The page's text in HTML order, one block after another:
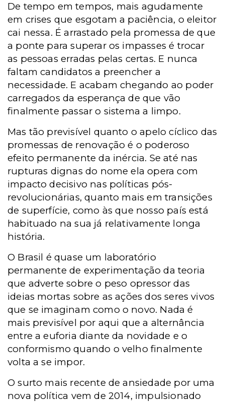
De tempo em tempos, mais agudamente
em crises que esgotam a paciência, o eleitor
cai nessa. É arrastado pela promessa de que
a ponte para superar os impasses é trocar
as pessoas erradas pelas certas. E nunca
faltam candidatos a preencher a
necessidade. E acabam chegando ao poder
carregados da esperança de que vão
finalmente passar o sistema a limpo.
Mas tão previsível quanto o apelo cíclico das
promessas de renovação é o poderoso
efeito permanente da inércia. Se até nas
rupturas dignas do nome ela opera com
impacto decisivo nas políticas pós-
revolucionárias, quanto mais em transições
de superfície, como às que nosso país está
habituado na sua já relativamente longa
história.
O Brasil é quase um laboratório
permanente de experimentação da teoria
que adverte sobre o peso opressor das
ideias mortas sobre as ações dos seres vivos
que se imaginam como o novo. Nada é
mais previsível por aqui que a alternância
entre a euforia diante da novidade e o
conformismo quando o velho finalmente
volta a se impor.
O surto mais recente de ansiedade por uma
nova política vem de 2014, impulsionado